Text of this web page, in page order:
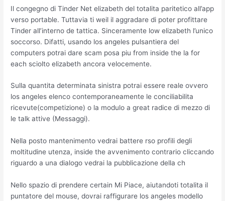
Il congegno di Tinder Net elizabeth del totalita paritetico all’app
verso portable. Tuttavia ti weil il aggradare di poter profittare
Tinder all’interno de tattica. Sinceramente low elizabeth l’unico
soccorso. Difatti, usando los angeles pulsantiera del
computers potrai dare scam posa piu from inside the la for
each sciolto elizabeth ancora velocemente.
Sulla quantita determinata sinistra potrai essere reale ovvero
los angeles elenco contemporaneamente le conciliabilita
ricevute(competizione) o la modulo a great radice di mezzo di
le talk attive (Messaggi).
Nella posto mantenimento vedrai battere rso profili degli
moltitudine utenza, inside the avvenimento contrario cliccando
riguardo a una dialogo vedrai la pubblicazione della ch
Nello spazio di prendere certain Mi Piace, aiutandoti totalita il
puntatore del mouse, dovrai raffigurare los angeles modello